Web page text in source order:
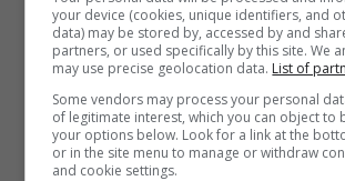
your device (cookies, unique identifiers, and
data) may be stored by, accessed by and
partners, or used specifically by this site. We
may use precise geolocation data. List of
Some vendors may process your personal
of legitimate interest, which you can object to
your options below. Look for a link at the
or in the site menu to manage or withdraw
and cookie settings.